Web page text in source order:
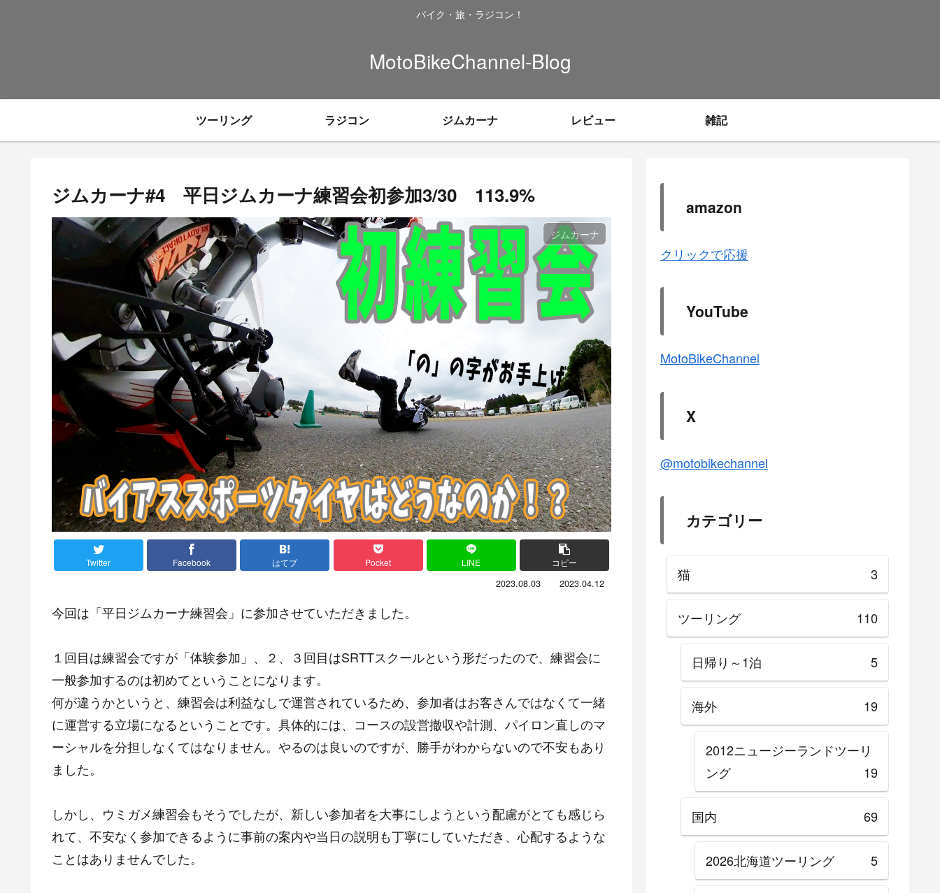
バイク・旅・ラジコン！
MotoBikeChannel-Blog
ツーリング ラジコン ジムカーナ レビュー 雑記
ジムカーナ#4 平日ジムカーナ練習会初参加3/30 113.9%
ジムカーナ
Twitter Facebook はてブ Pocket LINE コピー
2023.08.03 2023.04.12
今回は「平日ジムカーナ練習会」に参加させていただきました。
１回目は練習会ですが「体験参加」、２、３回目はSRTTスクールという形だったので、練習会に
一般参加するのは初めてということになります。
何が違うかというと、練習会は利益なしで運営されているため、参加者はお客さんではなくて一緒
に運営する立場になるということです。具体的には、コースの設営撤収や計測、パイロン直しのマ
ーシャルを分担しなくてはなりません。やるのは良いのですが、勝手がわからないので不安もあり
ました。
しかし、ウミガメ練習会もそうでしたが、新しい参加者を大事にしようという配慮がとても感じら
れて、不安なく参加できるように事前の案内や当日の説明も丁寧にしていただき、心配するような
ことはありませんでした。
amazon
クリックで応援
YouTube
MotoBikeChannel
X
@motobikechannel
カテゴリー
猫 3
ツーリング 110
日帰り～1泊 5
海外 19
2012ニュージーランドツーリ
ング
19
国内 69
2026北海道ツーリング 5